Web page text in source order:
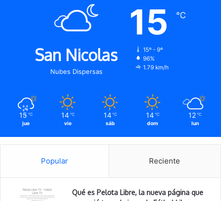
San Nicolas
Nubes Dispersas
15 ℃
15º - 9º
96%
1.79 km/h
15 ℃
jue
14 ℃
vie
14 ℃
sáb
14 ℃
dom
12 ℃
lun
Popular Reciente
Qué es Pelota Libre, la nueva página que